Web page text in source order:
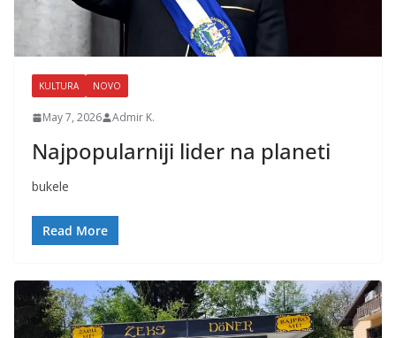
KULTURA NOVO
May 7, 2026 Admir K.
Najpopularniji lider na planeti
bukele
Read More